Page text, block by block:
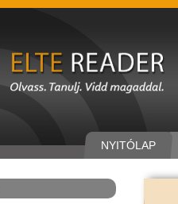
NYITÓLAP